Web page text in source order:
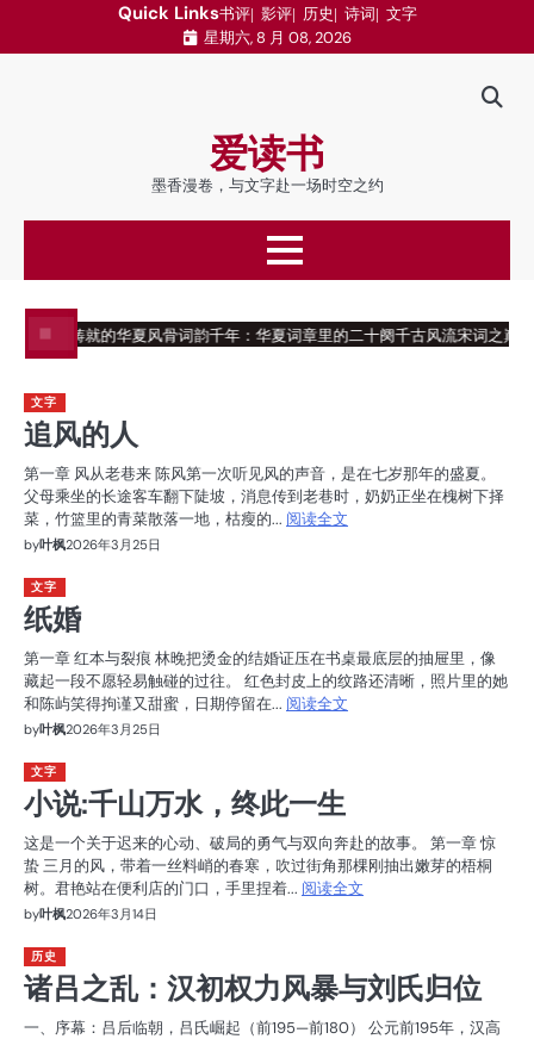
Quick Links书评 影评 历史 诗词 文字
星期六, 8 月 08, 2026
爱读书
墨香漫卷，与文字赴一场时空之约
诗章铸就的华夏风骨词韵千年：华夏词章里的二十阕千古风流宋词之巅：
文字
追风的人
第一章 风从老巷来 陈风第一次听见风的声音，是在七岁那年的盛夏。
父母乘坐的长途客车翻下陡坡，消息传到老巷时，奶奶正坐在槐树下择
菜，竹篮里的青菜散落一地，枯瘦的... 阅读全文
by叶枫2026年3月25日
文字
纸婚
第一章 红本与裂痕 林晚把烫金的结婚证压在书桌最底层的抽屉里，像
藏起一段不愿轻易触碰的过往。 红色封皮上的纹路还清晰，照片里的她
和陈屿笑得拘谨又甜蜜，日期停留在... 阅读全文
by叶枫2026年3月25日
文字
小说:千山万水，终此一生
这是一个关于迟来的心动、破局的勇气与双向奔赴的故事。 第一章 惊
蛰 三月的风，带着一丝料峭的春寒，吹过街角那棵刚抽出嫩芽的梧桐
树。君艳站在便利店的门口，手里捏着... 阅读全文
by叶枫2026年3月14日
历史
诸吕之乱：汉初权力风暴与刘氏归位
一、序幕：吕后临朝，吕氏崛起（前195—前180） 公元前195年，汉高